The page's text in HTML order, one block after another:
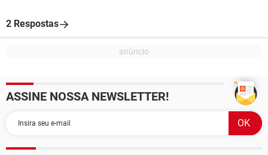
2 Respostas
ASSINE NOSSA NEWSLETTER!